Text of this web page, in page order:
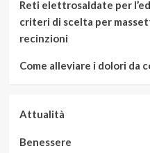
Reti elettrosaldate per
criteri di scelta per
recinzioni
Come alleviare i dolori da
Attualità
Benessere